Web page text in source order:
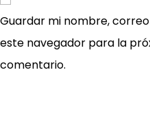
Guardar mi nombre,
este navegador para la
comentario.